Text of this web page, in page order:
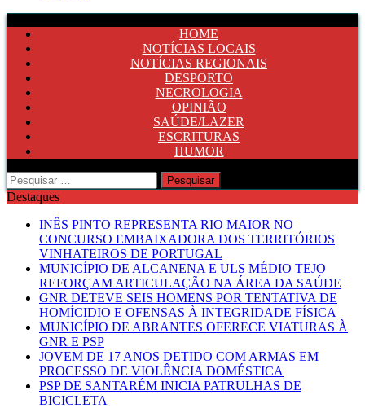
HOME
NOTÍCIAS LOCAIS
NOTÍCIAS REGIONAIS
DESPORTO
NECROLOGIA
OPINIÃO
SAÚDE/LAZER
ESCRITURAS
HUMOR
Pesquisar
por:
Destaques
INÊS PINTO REPRESENTA RIO MAIOR NO
CONCURSO EMBAIXADORA DOS TERRITÓRIOS
VINHATEIROS DE PORTUGAL
MUNICÍPIO DE ALCANENA E ULS MÉDIO TEJO
REFORÇAM ARTICULAÇÃO NA ÁREA DA SAÚDE
GNR DETEVE SEIS HOMENS POR TENTATIVA DE
HOMÍCIDIO E OFENSAS À INTEGRIDADE FÍSICA
MUNICÍPIO DE ABRANTES OFERECE VIATURAS À
GNR E PSP
JOVEM DE 17 ANOS DETIDO COM ARMAS EM
PROCESSO DE VIOLÊNCIA DOMÉSTICA
PSP DE SANTARÉM INICIA PATRULHAS DE
BICICLETA